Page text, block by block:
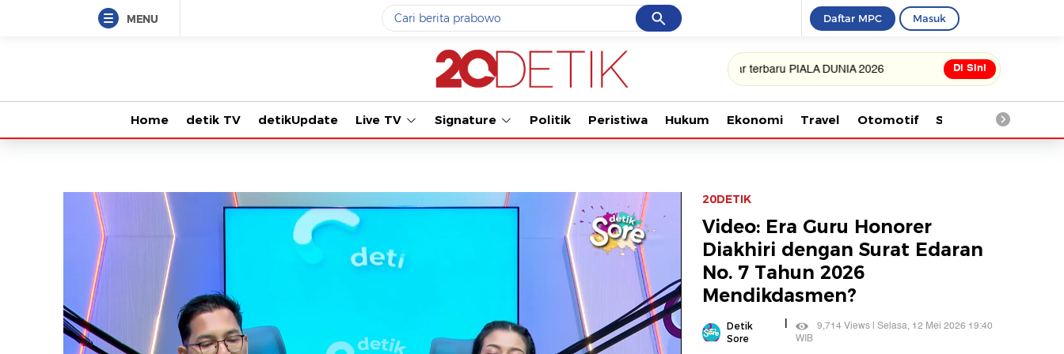
MENU Cancel
Yang sedang ramai dicari
gempa hari ini
#3iran
#5prabowo
Daftar MPC Masuk
Tonton kabar terbaru PIALA DUNIA 2026 Di Sini
Home detik TV detikUpdate Live TV Signature Politik Peristiwa Hukum Ekonomi Travel Otomotif Saintek
20DETIK
Video: Era Guru Honorer
Diakhiri dengan Surat Edaran
No. 7 Tahun 2026
Mendikdasmen?
Detik
Sore
|
9,714 Views | Selasa, 12 Mei 2026 19:40
WIB